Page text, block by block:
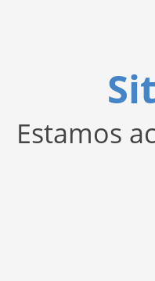
Estamos